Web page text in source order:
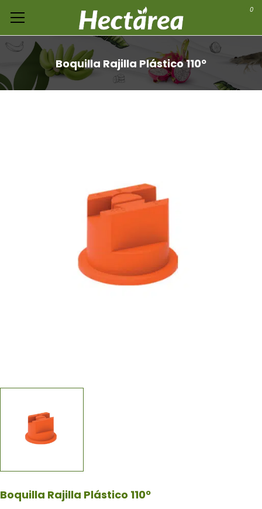
0
Boquilla Rajilla Plástico 110º
Boquilla Rajilla Plástico 110º